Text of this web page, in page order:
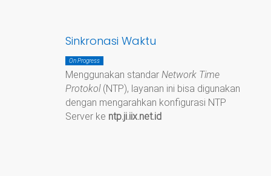
Sinkronasi Waktu
On Progress
Menggunakan standar Network Time
Protokol(NTP), layanan ini bisa digunakan
dengan mengarahkan konfigurasi NTP
Server ke ntp.ji.iix.net.id